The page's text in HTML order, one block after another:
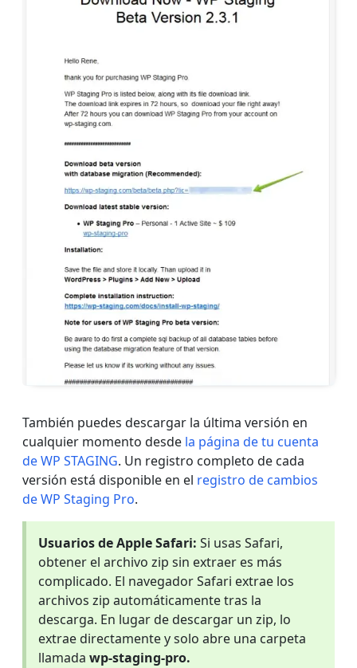
También puedes descargar la última versión en
cualquier momento desde la página de tu cuenta
de WP STAGING. Un registro completo de cada
versión está disponible en el registro de cambios
de WP Staging Pro.
Usuarios de Apple Safari: Si usas Safari,
obtener el archivo zip sin extraer es más
complicado. El navegador Safari extrae los
archivos zip automáticamente tras la
descarga. En lugar de descargar un zip, lo
extrae directamente y solo abre una carpeta
llamada wp-staging-pro.